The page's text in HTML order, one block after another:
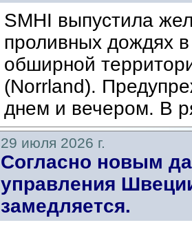
SMHI выпустила
проливных дождях
обширной
(Norrland).
днем ​​и вечером. В
29 июля 2026 г.
Согласно новым
управления
замедляется.